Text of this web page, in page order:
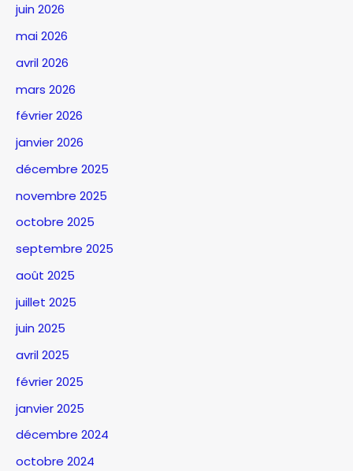
juin 2026
mai 2026
avril 2026
mars 2026
février 2026
janvier 2026
décembre 2025
novembre 2025
octobre 2025
septembre 2025
août 2025
juillet 2025
juin 2025
avril 2025
février 2025
janvier 2025
décembre 2024
octobre 2024